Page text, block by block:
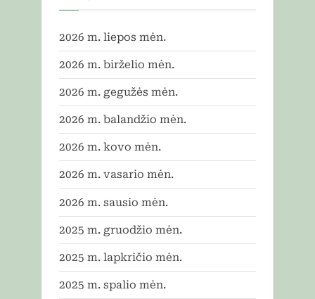
2026 m. liepos mėn.
2026 m. birželio mėn.
2026 m. gegužės mėn.
2026 m. balandžio mėn.
2026 m. kovo mėn.
2026 m. vasario mėn.
2026 m. sausio mėn.
2025 m. gruodžio mėn.
2025 m. lapkričio mėn.
2025 m. spalio mėn.